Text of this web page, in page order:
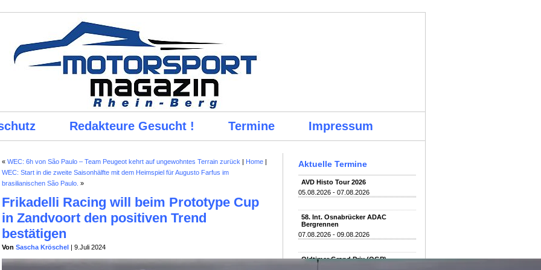
Redakteure Gesucht ! Termine Impressum
Aktuelle Termine
AVD Histo Tour 2026
05.08.2026 - 07.08.2026
58. Int. Osnabrücker ADAC
Bergrennen
07.08.2026 - 09.08.2026
Oldtimer Grand Prix (OGP)
« WEC: 6h von São Paulo – Team Peugeot kehrt auf ungewohntes Terrain zurück | Home |
WEC: Start in die zweite Saisonhälfte mit dem Heimspiel für Augusto Farfus im
brasilianischen São Paulo. »
Frikadelli Racing will beim Prototype Cup
in Zandvoort den positiven Trend
bestätigen
Von Sascha Kröschel | 9.Juli 2024